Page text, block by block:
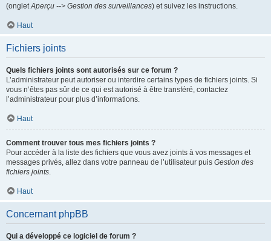
(ongletAperçu --> Gestion des surveillances) et suivez les instructions.
Haut
Fichiers joints
Quels fichiers joints sont autorisés sur ce forum ?
L’administrateur peut autoriser ou interdire certains types de fichiers joints. Si
vous n’êtes pas sûr de ce qui est autorisé à être transféré, contactez
l’administrateur pour plus d’informations.
Haut
Comment trouver tous mes fichiers joints ?
Pour accéder à la liste des fichiers que vous avez joints à vos messages et
messages privés, allez dans votre panneau de l’utilisateur puis Gestion des
fichiers joints.
Haut
Concernant phpBB
Qui a développé ce logiciel de forum ?